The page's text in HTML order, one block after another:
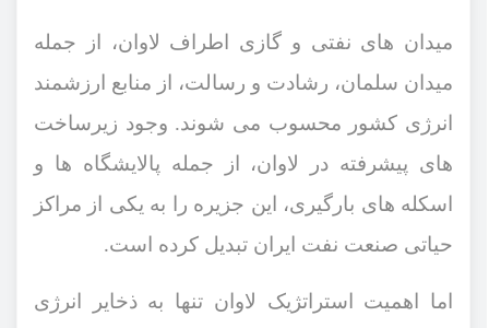
میدان ‌های نفتی و گازی اطراف لاوان، از جمله
میدان سلمان، رشادت و رسالت، از منابع ارزشمند
انرژی کشور محسوب می ‌شوند. وجود زیرساخت
‌های پیشرفته در لاوان، از جمله پالایشگاه‌ ها و
اسکله ‌های بارگیری، این جزیره را به یکی از مراکز
حیاتی صنعت نفت ایران تبدیل کرده است.
اما اهمیت استراتژیک لاوان تنها به ذخایر انرژی